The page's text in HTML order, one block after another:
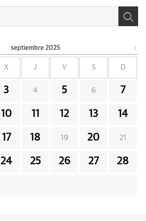
septiembre 2025
X J V S D
3 4 5 6 7
10 11 12 13 14
17 18 19 20 21
24 25 26 27 28